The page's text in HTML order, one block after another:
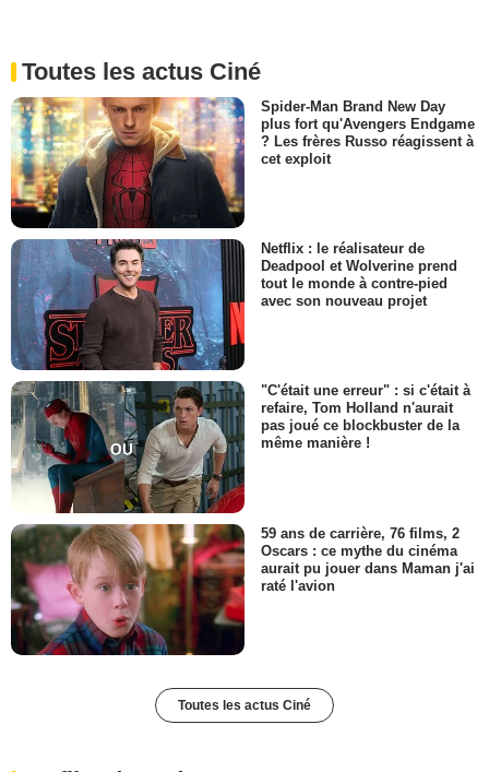
Toutes les actus Ciné
Spider-Man Brand New Day
plus fort qu'Avengers Endgame
? Les frères Russo réagissent à
cet exploit
Netflix : le réalisateur de
Deadpool et Wolverine prend
tout le monde à contre-pied
avec son nouveau projet
"C'était une erreur" : si c'était à
refaire, Tom Holland n'aurait
pas joué ce blockbuster de la
même manière !
59 ans de carrière, 76 films, 2
Oscars : ce mythe du cinéma
aurait pu jouer dans Maman j'ai
raté l'avion
Toutes les actus Ciné